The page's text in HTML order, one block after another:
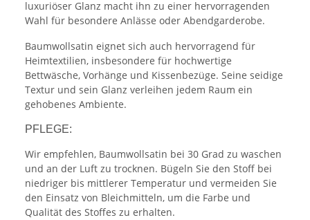
luxuriöser Glanz macht ihn zu einer hervorragenden
Wahl für besondere Anlässe oder Abendgarderobe.
Baumwollsatin eignet sich auch hervorragend für
Heimtextilien, insbesondere für hochwertige
Bettwäsche, Vorhänge und Kissenbezüge. Seine seidige
Textur und sein Glanz verleihen jedem Raum ein
gehobenes Ambiente.
PFLEGE:
Wir empfehlen, Baumwollsatin bei 30 Grad zu waschen
und an der Luft zu trocknen. Bügeln Sie den Stoff bei
niedriger bis mittlerer Temperatur und vermeiden Sie
den Einsatz von Bleichmitteln, um die Farbe und
Qualität des Stoffes zu erhalten.